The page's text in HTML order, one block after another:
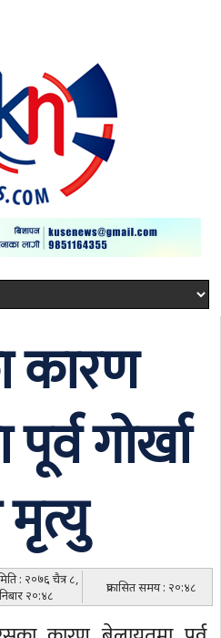
कारण
गोर्खा
: २०७६ चैत्र ८,
२०:४८
प्रकासित समय : २०:४८